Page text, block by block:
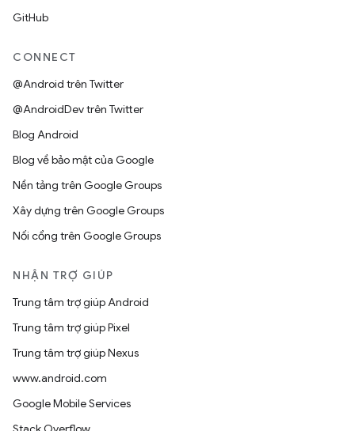
GitHub
CONNECT
@Android trên Twitter
@AndroidDev trên Twitter
Blog Android
Blog về bảo mật của Google
Nền tảng trên Google Groups
Xây dựng trên Google Groups
Nối cổng trên Google Groups
NHẬN TRỢ GIÚP
Trung tâm trợ giúp Android
Trung tâm trợ giúp Pixel
Trung tâm trợ giúp Nexus
www.android.com
Google Mobile Services